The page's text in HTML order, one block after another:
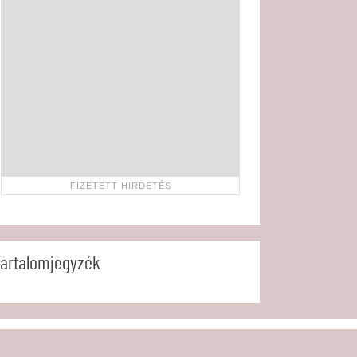
Tartalomjegyzék